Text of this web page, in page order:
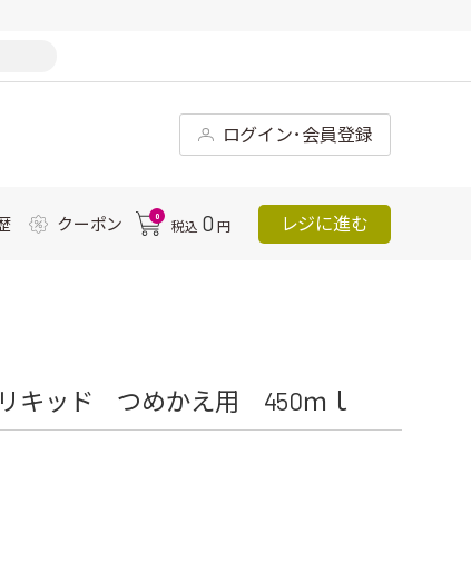
ログイン･会員登録
クーポン 0
税込 0 円 レジに進む
キッド つめかえ用 450ｍｌ